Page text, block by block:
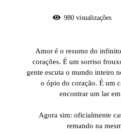
980visualizações
Amor é o resumo do
corações. É um sorriso
gente escuta o mundo inteiro
o ópio do coração. É um
encontrar um lar
Agora sim: oficialmente
remando na